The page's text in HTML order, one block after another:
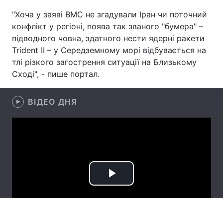
Екологія Регіони
Лонгріди
Відео з Youtube
Інтерв'ю
"Хоча у заяві ВМС не згадували Іран чи поточний
конфлікт у регіоні, поява так званого "бумера" –
підводного човна, здатного нести ядерні ракети
Trident II – у Середземному морі відбувається на
тлі різкого загострення ситуації на Близькому
Сході", - пише портал.
ВІДЕО ДНЯ
Play